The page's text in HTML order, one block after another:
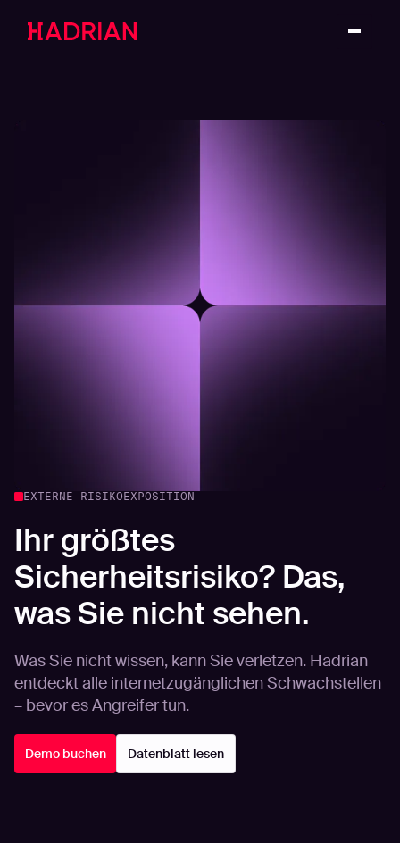
EXTERNE RISIKOEXPOSITION
Ihr größtes
Sicherheitsrisiko? Das,
was Sie nicht sehen.
Was Sie nicht wissen, kann Sie verletzen. Hadrian
entdeckt alle internetzugänglichen Schwachstellen
– bevor es Angreifer tun.
Demo buchen Datenblatt lesen